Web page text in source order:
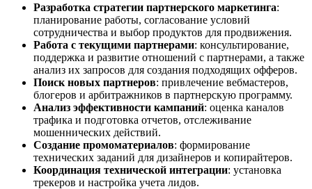
Разработка стратегии партнерского маркетинга:
планирование работы, согласование условий
сотрудничества и выбор продуктов для продвижения.
Работа с текущими партнерами: консультирование,
поддержка и развитие отношений с партнерами, а также
анализ их запросов для создания подходящих офферов.
Поиск новых партнеров: привлечение вебмастеров,
блогеров и арбитражников в партнерскую программу.
Анализ эффективности кампаний: оценка каналов
трафика и подготовка отчетов, отслеживание
мошеннических действий.
Создание промоматериалов: формирование
технических заданий для дизайнеров и копирайтеров.
Координация технической интеграции: установка
трекеров и настройка учета лидов.